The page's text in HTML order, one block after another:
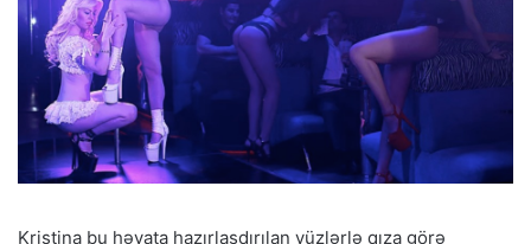
Kristina bu həyata hazırlaşdırılan yüzlərlə qıza görə